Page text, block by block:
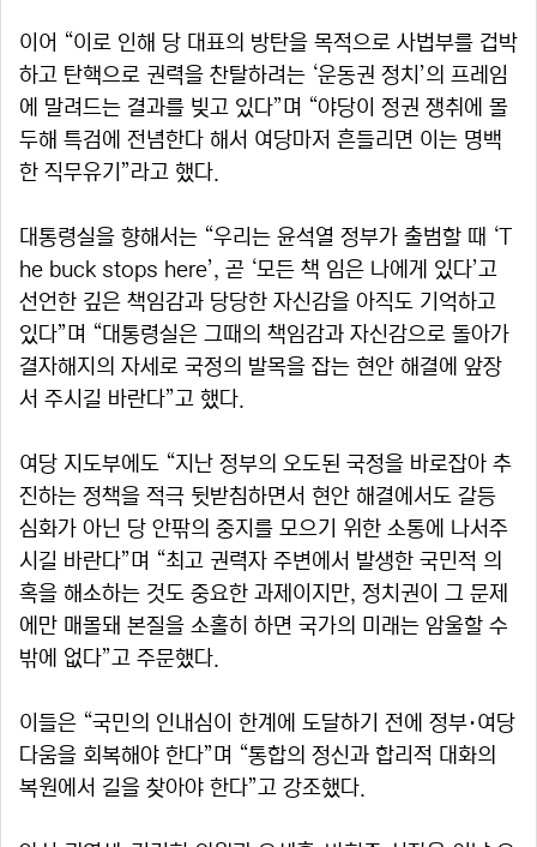
이어 “이로 인해 당 대표의 방탄을 목적으로 사법부를 겁박
하고 탄핵으로 권력을 찬탈하려는 ‘운동권 정치’의 프레임
에 말려드는 결과를 빚고 있다”며 “야당이 정권 쟁취에 몰
두해 특검에 전념한다 해서 여당마저 흔들리면 이는 명백
한 직무유기”라고 했다.
대통령실을 향해서는 “우리는 윤석열 정부가 출범할 때 ‘T
he buck stops here’, 곧 ‘모든 책 임은 나에게 있다’고
선언한 깊은 책임감과 당당한 자신감을 아직도 기억하고
있다”며 “대통령실은 그때의 책임감과 자신감으로 돌아가
결자해지의 자세로 국정의 발목을 잡는 현안 해결에 앞장
서 주시길 바란다”고 했다.
여당 지도부에도 “지난 정부의 오도된 국정을 바로잡아 추
진하는 정책을 적극 뒷받침하면서 현안 해결에서도 갈등
심화가 아닌 당 안팎의 중지를 모으기 위한 소통에 나서주
시길 바란다”며 “최고 권력자 주변에서 발생한 국민적 의
혹을 해소하는 것도 중요한 과제이지만, 정치권이 그 문제
에만 매몰돼 본질을 소홀히 하면 국가의 미래는 암울할 수
밖에 없다”고 주문했다.
이들은 “국민의 인내심이 한계에 도달하기 전에 정부·여당
다움을 회복해야 한다”며 “통합의 정신과 합리적 대화의
복원에서 길을 찾아야 한다”고 강조했다.